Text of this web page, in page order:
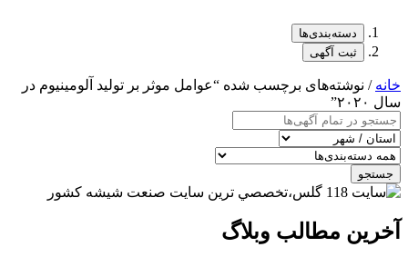
دسته‌بندی‌ها
ثبت آگهی
خانه / نوشته‌های برچسب شده “عوامل موثر بر تولید آلومینیوم در
سال ۲۰۲۰”
جستجو
آخرین مطالب وبلاگ